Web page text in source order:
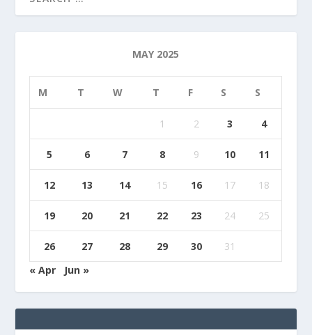
MAY 2025
M T W T F S S
1 2 3 4
5 6 7 8 9 10 11
12 13 14 15 16 17 18
19 20 21 22 23 24 25
26 27 28 29 30
31
« Apr
Jun »